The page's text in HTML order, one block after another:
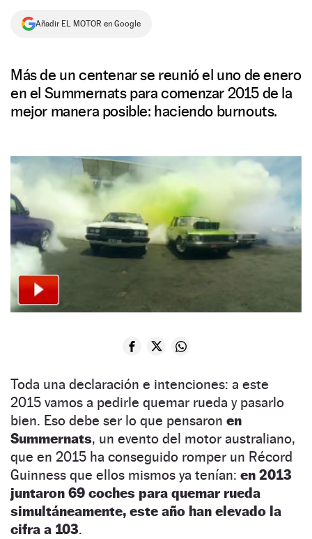
NEWSLETTER
Añadir EL MOTOR en Google
Más de un centenar se reunió el uno de enero
en el Summernats para comenzar 2015 de la
mejor manera posible: haciendo burnouts.
Toda una declaración e intenciones: a este
2015 vamos a pedirle quemar rueda y pasarlo
bien. Eso debe ser lo que pensaron en
Summernats, un evento del motor australiano,
que en 2015 ha conseguido romper un Récord
Guinness que ellos mismos ya tenían: en 2013
juntaron 69 coches para quemar rueda
simultáneamente, este año han elevado la
cifra a 103.